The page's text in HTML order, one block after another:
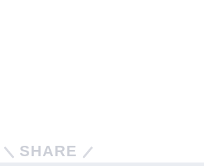
SHARE